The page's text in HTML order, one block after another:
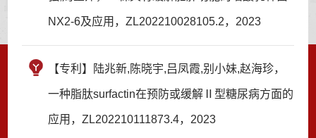
NX2-6及应用，ZL202210028105.2，2023
【专利】陆兆新,陈晓宇,吕凤霞,别小妹,赵海珍，
一种脂肽surfactin在预防或缓解Ⅱ型糖尿病方面的
应用，ZL202210111873.4，2023